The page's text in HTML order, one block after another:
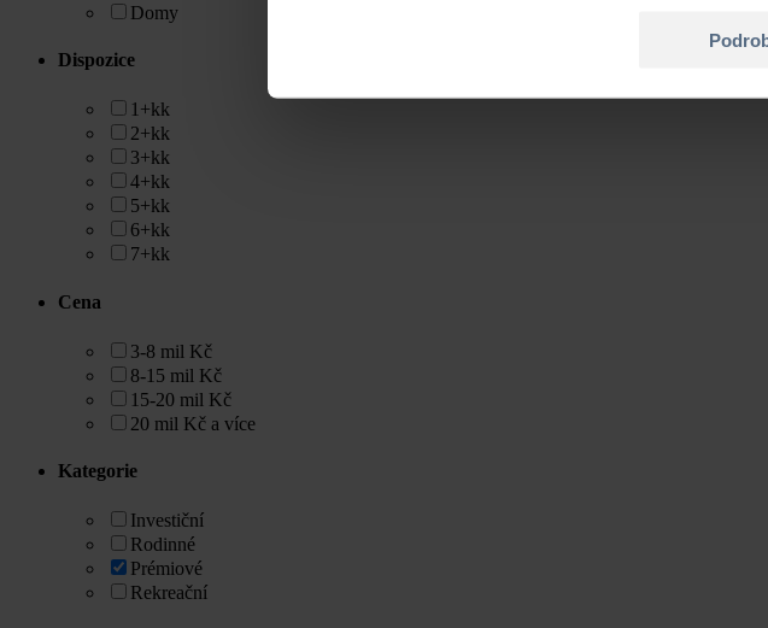
Domy
Dispozice
1+kk
2+kk
3+kk
4+kk
5+kk
6+kk
7+kk
Cena
3-8 mil Kč
8-15 mil Kč
15-20 mil Kč
20 mil Kč a více
Kategorie
Investiční
Rodinné
Prémiové
Rekreační